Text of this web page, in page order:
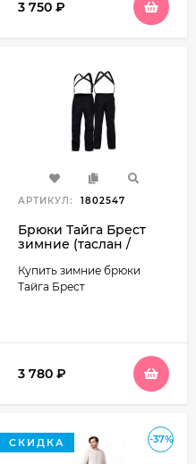
3 750 ₽
АРТИКУЛ: 1802547
Брюки Тайга Брест
зимние (таслан /
Купить зимние брюки
Тайга Брест
3 780 ₽
-37%
СКИДКА